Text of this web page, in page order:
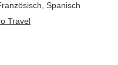
Spanisch
Travel